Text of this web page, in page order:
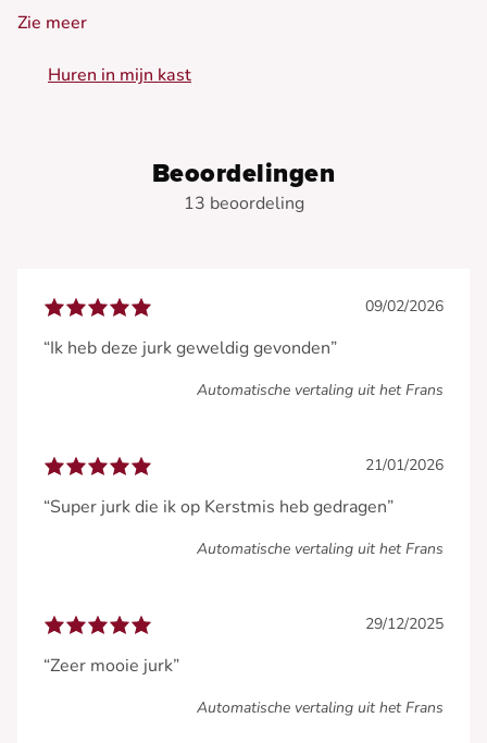
- Elegante halter
- Korte mouwen
Zie meer
Huren in mijn kast
Beoordelingen
13 beoordeling
09/02/2026
“Ik heb deze jurk geweldig gevonden”
Automatische vertaling uit het Frans
21/01/2026
“Super jurk die ik op Kerstmis heb gedragen”
Automatische vertaling uit het Frans
29/12/2025
“Zeer mooie jurk”
Automatische vertaling uit het Frans